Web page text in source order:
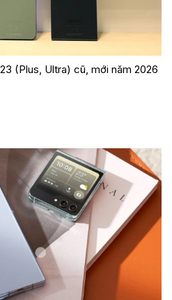
(Plus, Ultra) cũ, mới năm 2026